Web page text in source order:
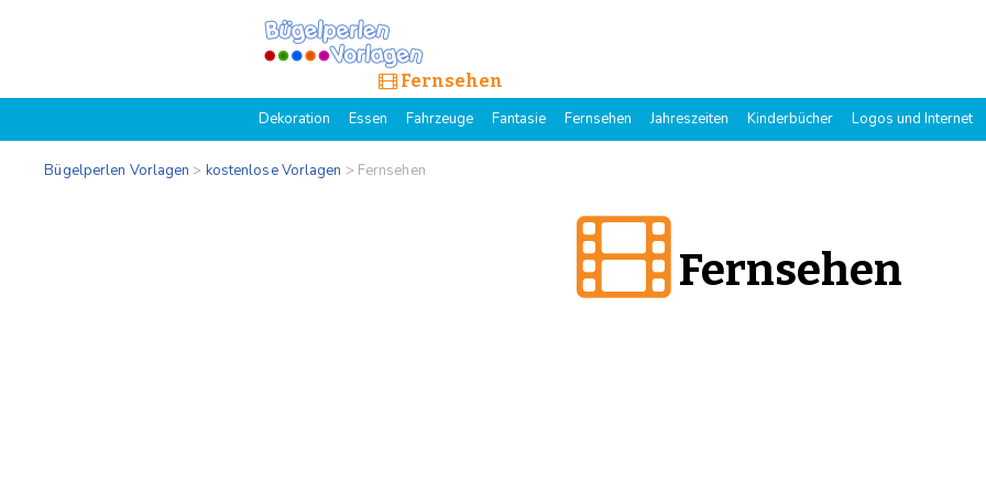
Fernsehen
Dekoration Essen Fahrzeuge Fantasie Fernsehen Jahreszeiten Kinderbücher Logos und Internet
Bügelperlen Vorlagen > kostenlose Vorlagen > Fernsehen
Fernsehen